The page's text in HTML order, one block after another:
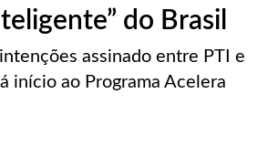
do Brasil
assinado entre PTI e
início ao Programa Acelera